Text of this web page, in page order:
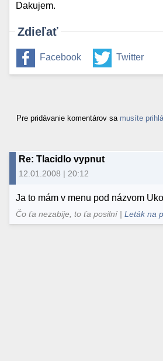
Dakujem.
Zdieľať
Facebook Twitter
Pre pridávanie komentárov sa musíte
Re: Tlacidlo vypnut
12.01.2008 | 20:12
Ja to mám v menu pod názvom
Čo ťa nezabije, to ťa posilní |Leták na